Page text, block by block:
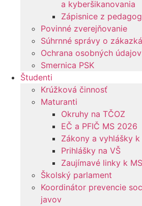
a kyberšikanovania
Zápisnice z
Povinné zverejňovanie
Súhrnné správy o
Ochrana osobných údajov
Smernica PSK
Študenti
Krúžková činnosť
Maturanti
Okruhy na TČOZ
EČ a PFIČ MS 2026
Zákony a vyhlášky k
Prihlášky na VŠ
Zaujímavé linky k MS
Školský parlament
Koordinátor prevencie
javov